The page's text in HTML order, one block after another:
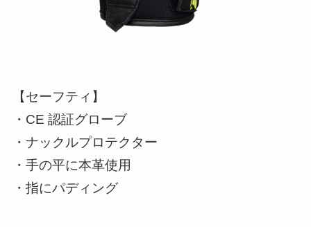
【セーフティ】
・CE 認証グローブ
・ナックルプロテクター
・手の平に本革使用
・指にパディング